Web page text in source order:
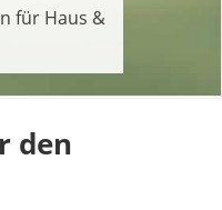
für Haus &
den